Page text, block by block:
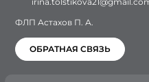
ФЛП Астахов П. А.
ОБРАТНАЯ СВЯЗЬ